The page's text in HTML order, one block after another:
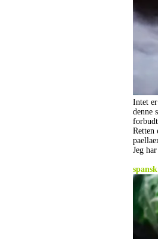
Intet
denne
Retten
Jeg